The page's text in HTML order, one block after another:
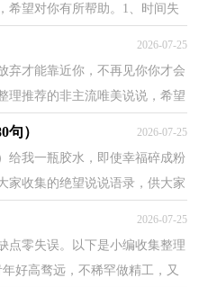
希望对你有所帮助。1、时间失
2、如果内心失去...
2026-07-25
弃才能靠近你，不再见你你才会
理推荐的非主流唯美说说，希望
句） 2026-07-25
给我一瓶胶水，即使幸福碎成粉
家收集的绝望说说语录，供大家
2026-07-25
点零失误。以下是小编收集整理
好高骛远，不稀罕做精工，又